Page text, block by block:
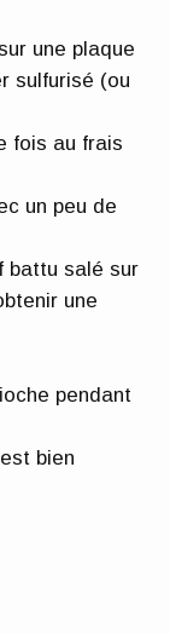
une plaque
sulfurisé (ou
fois au frais
un peu de
battu salé sur
une
pendant
bien